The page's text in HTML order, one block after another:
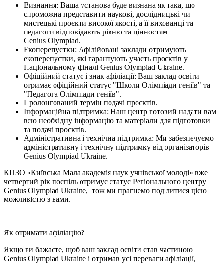
Визнання: Ваша установа буде визнана як така, що
спроможна представити наукові, дослідницькі чи
мистецькі проєкти високої якості, а її вихованці та
педагоги відповідають рівню та цінностям
Genius Olympiad.
Екоперепустки: Афілійовані заклади отримують
екоперепустки, які гарантують участь проєктів у
Національному фіналі Genius Olympiad Ukraine.
Офіційний статус і знак афіліації: Ваш заклад освіти
отримає офіційний статус "Школи Олімпіади геніїв" та
"Педагога Олімпіади геніїв".
Пролонгований термін подачі проєктів.
Інформаційна підтримка: Наш центр готовий надати вам
всю необхідну інформацію та матеріали для підготовки
та подачі проєктів.
Адміністративна і технічна підтримка: Ми забезпечуємо
адміністративну і технічну підтримку від організаторів
Genius Olympiad Ukraine.
КПЗО «Київська Мала академія наук учнівської молоді» вже
четвертий рік поспіль отримує статус Регіонального центру
Genius Olympiad Ukraine, тож ми прагнемо поділитися цією
можливістю з вами.
Як отримати афіліацію?
Якщо ви бажаєте, щоб ваш заклад освіти став частиною
Genius Olympiad Ukraine і отримав усі переваги афіліації,